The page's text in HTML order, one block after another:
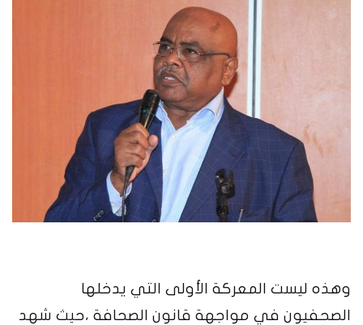
وهذه ليست المعركة الأولى التي يدخلها
الصحفيون في مواجهة قانون الصحافة ،حيث شهد